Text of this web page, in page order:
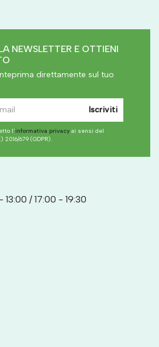
NEWSLETTER E OTTIENI
direttamente sul tuo
Iscriviti
l'informativa privacy ai sensi del
2016/679 (GDPR).
/ 17:00 - 19:30